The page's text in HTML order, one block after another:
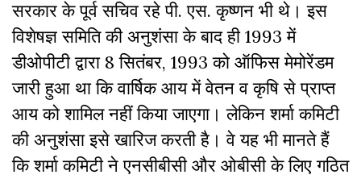
सरकार के पूर्व सचिव रहे पी. एस. कृष्णन भी थे। इस
विशेषज्ञ समिति की अनुशंसा के बाद ही 1993 में
डीओपीटी द्वारा 8 सितंबर, 1993 को ऑफिस मेमोरेंडम
जारी हुआ था कि वार्षिक आय में वेतन व कृषि से प्राप्त
आय को शामिल नहीं किया जाएगा। लेकिन शर्मा कमिटी
की अनुशंसा इसे खारिज करती है। वे यह भी मानते हैं
कि शर्मा कमिटी ने एनसीबीसी और ओबीसी के लिए गठित